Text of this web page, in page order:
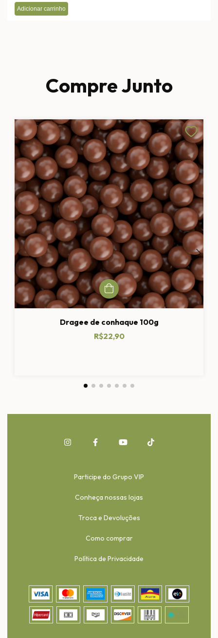
Compre Junto
Dragee de conhaque 100g
R$22,90
Participe do Grupo VIP
Conheça nossas lojas
Troca e Devoluções
Como comprar
Política de Privacidade